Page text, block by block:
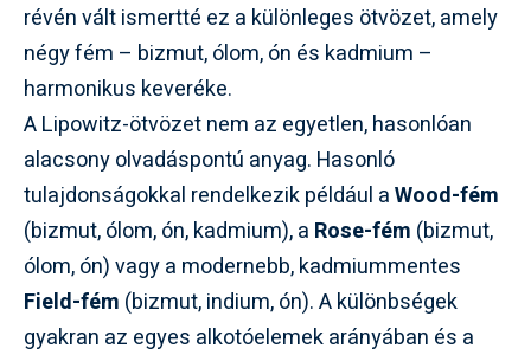
révén vált ismertté ez a különleges ötvözet, amely
négy fém – bizmut, ólom, ón és kadmium –
harmonikus keveréke.
A Lipowitz-ötvözet nem az egyetlen, hasonlóan
alacsony olvadáspontú anyag. Hasonló
tulajdonságokkal rendelkezik például aWood-fém
(bizmut, ólom, ón, kadmium), a Rose-fém (bizmut,
ólom, ón) vagy a modernebb, kadmiummentes
Field-fém (bizmut, indium, ón). A különbségek
gyakran az egyes alkotóelemek arányában és a